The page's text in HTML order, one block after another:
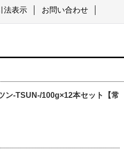
法表示 お問い合わせ
ン-TSUN-/100g×12本セット【常